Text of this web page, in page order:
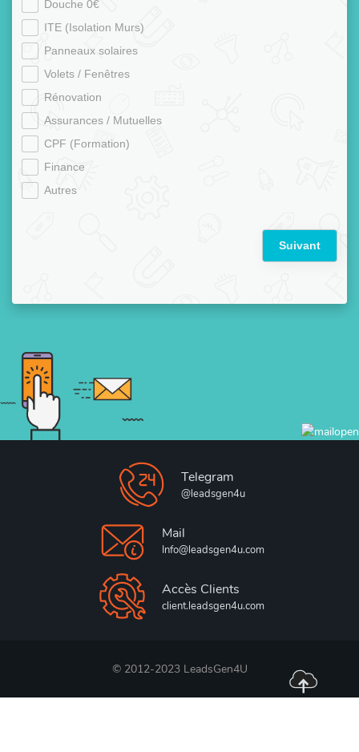
Douche 0€
ITE (Isolation Murs)
Panneaux solaires
Volets / Fenêtres
Rénovation
Assurances / Mutuelles
CPF (Formation)
Finance
Autres
Suivant
Telegram
@leadsgen4u
Mail
Info@leadsgen4u.com
Accès Clients
client.leadsgen4u.com
© 2012-2023 LeadsGen4U